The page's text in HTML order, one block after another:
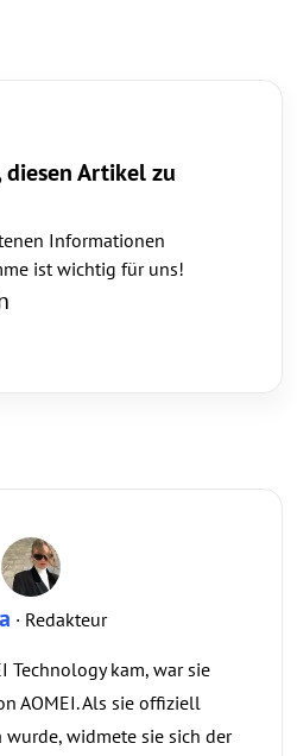
diesen Artikel zu
Informationen
ist wichtig für uns!
· Redakteur
Technology kam, war sie
AOMEI. Als sie offiziell
widmete sie sich der